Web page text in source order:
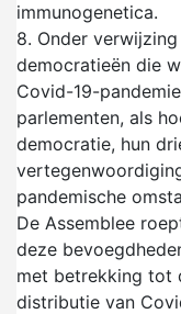
immunogenetica.
8. Onder
democratieën die
Covid-19-
parlementen, als
democratie, hun
pandemische
De Assemblee
deze
met betrekking tot
distributie van